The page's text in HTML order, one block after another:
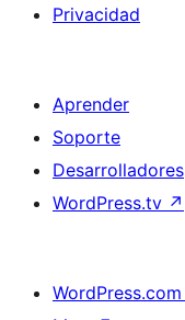
Privacidad
Aprender
Soporte
Desarrolladores
WordPress.tv ↗
WordPress.com